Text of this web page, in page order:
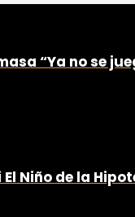
“Ya no se
Niño de la